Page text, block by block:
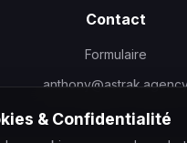
Contact
Formulaire
& Confidentialité